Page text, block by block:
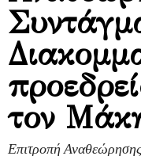
τον
Επιτροπή